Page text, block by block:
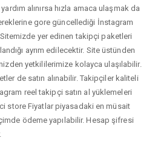
alınırsa hızla amaca ulaşmak da
gore güncellediği İnstagram
yer edinen takipçi paketleri
ayrım edilecektir. Site üstünden
yetkililerimize kolayca ulaşılabilir.
de satın alınabilir. Takipçiler kaliteli
reel takipçi satın al yüklemeleri
store Fiyatlar piyasadaki en müsait
ödeme yapılabilir. Hesap şifresi